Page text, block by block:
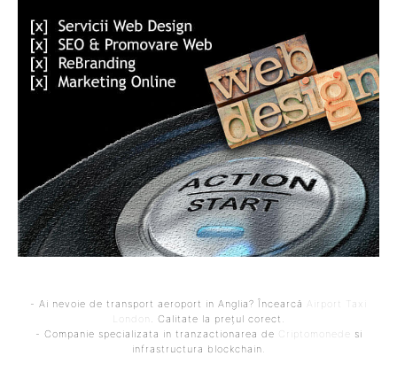
- Ai nevoie de transport aeroport in Anglia? Încearcă Airport Taxi
London
. Calitate la prețul corect.
- Companie specializata in tranzactionarea de
Criptomonede
si
infrastructura blockchain.